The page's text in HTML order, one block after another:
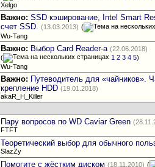
Xelgo
Важно: SSD кэширование, Intel Smart
счет SSD. (13.03.2013) (
Wu-Tang
Важно: Выбор Card Reader-а (22.06.2018)
(
1 2 3 4 5)
Wu-Tang
Важно: Путеводитель для «чайников».
крепление HDD (19.01.2018)
akaR_H_Killer
Пару вопросов по WD Caviar Green
FTFT
Теоретический выбор для обычного
SlazZy
Помогите с жёстким диском (18.11.2010) (